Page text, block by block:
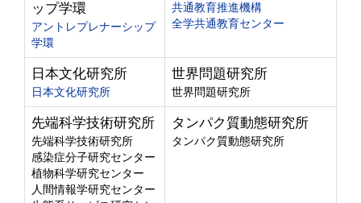
ップ学環
アントレプレナーシップ
学環
共通教育推進機構
全学共通教育センター
日本文化研究所
日本文化研究所
世界問題研究所
世界問題研究所
先端科学技術研究所
先端科学技術研究所
感染症分子研究センター
植物科学研究センター
人間情報学研究センター
タンパク質動態研究所
タンパク質動態研究所